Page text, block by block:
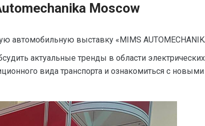
Moscow
автомобильную выставку «MIMS
актуальные тренды в области
вида транспорта и ознакомиться с